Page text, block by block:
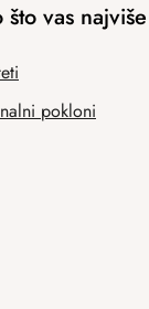
što vas
pokloni